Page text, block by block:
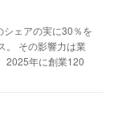
ェアの実に30％を
。 その影響力は業
2025年に創業120